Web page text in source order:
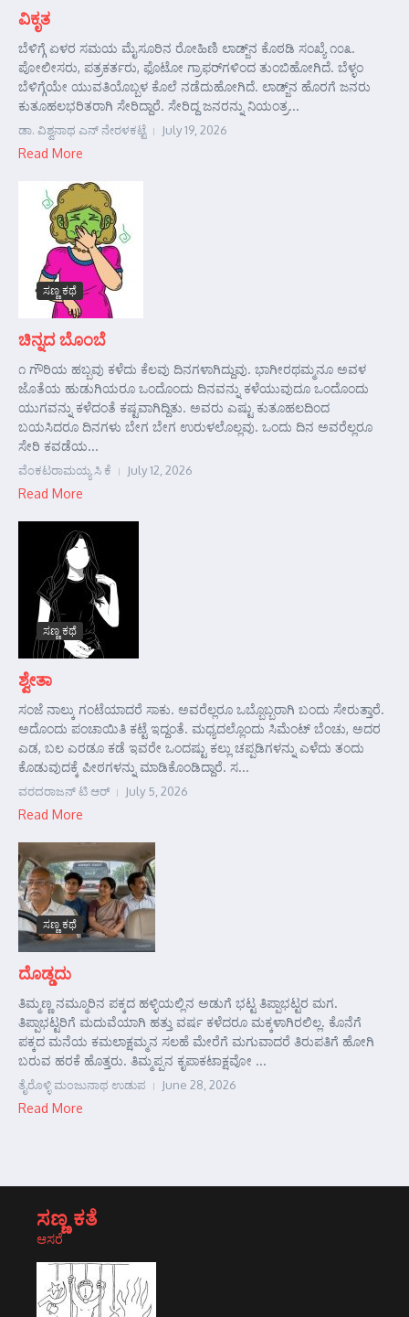
ವಿಕೃತ
ಬೆಳಿಗ್ಗೆ ಏಳರ ಸಮಯ ಮೈಸೂರಿನ ರೋಹಿಣಿ ಲಾಡ್ಜ್‌ನ ಕೊಠಡಿ ಸಂಖ್ಯೆ ೧೦೩.
ಪೋಲೀಸರು, ಪತ್ರಕರ್ತರು, ಫೊಟೋ ಗ್ರಾಫರ್‌ಗಳಿಂದ ತುಂಬಿಹೋಗಿದೆ. ಬೆಳ್ಳಂ
ಬೆಳಿಗ್ಗೆಯೇ ಯುವತಿಯೊಬ್ಬಳ ಕೊಲೆ ನಡೆದುಹೋಗಿದೆ. ಲಾಡ್ಜ್‌ನ ಹೊರಗೆ ಜನರು
ಕುತೂಹಲಭರಿತರಾಗಿ ಸೇರಿದ್ದಾರೆ. ಸೇರಿದ್ದ ಜನರನ್ನು ನಿಯಂತ್ರ...
ಡಾ. ವಿಶ್ವನಾಥ ಎನ್ ನೇರಳಕಟ್ಟೆ July 19, 2026
Read More
ಸಣ್ಣ ಕಥೆ
ಚಿನ್ನದ ಬೊಂಬೆ
೧ ಗೌರಿಯ ಹಬ್ಬವು ಕಳೆದು ಕೆಲವು ದಿನಗಳಾಗಿದ್ದುವು. ಭಾಗೀರಥಮ್ಮನೂ ಅವಳ
ಜೊತೆಯ ಹುಡುಗಿಯರೂ ಒಂದೊಂದು ದಿನವನ್ನು ಕಳೆಯುವುದೂ ಒಂದೊಂದು
ಯುಗವನ್ನು ಕಳೆದಂತೆ ಕಷ್ಟವಾಗಿದ್ದಿತು. ಅವರು ಎಷ್ಟು ಕುತೂಹಲದಿಂದ
ಬಯಸಿದರೂ ದಿನಗಳು ಬೇಗ ಬೇಗ ಉರುಳಲೊಲ್ಲವು. ಒಂದು ದಿನ ಅವರೆಲ್ಲರೂ
ಸೇರಿ ಕವಡೆಯ...
ವೆಂಕಟರಾಮಯ್ಯ ಸಿ ಕೆ July 12, 2026
Read More
ಸಣ್ಣ ಕಥೆ
ಶ್ವೇತಾ
ಸಂಜೆ ನಾಲ್ಕು ಗಂಟೆಯಾದರೆ ಸಾಕು. ಅವರೆಲ್ಲರೂ ಒಬ್ಬೊಬ್ಬರಾಗಿ ಬಂದು ಸೇರುತ್ತಾರೆ.
ಅದೊಂದು ಪಂಚಾಯಿತಿ ಕಟ್ಟೆ ಇದ್ದಂತೆ. ಮಧ್ಯದಲ್ಲೊಂದು ಸಿಮೆಂಟ್ ಬೆಂಚು, ಅದರ
ಎಡ, ಬಲ ಎರಡೂ ಕಡೆ ಇವರೇ ಒಂದಷ್ಟು ಕಲ್ಲು ಚಪ್ಪಡಿಗಳನ್ನು ಎಳೆದು ತಂದು
ಕೊಡುವುದಕ್ಕೆ ಪೀಠಗಳನ್ನು ಮಾಡಿಕೊಂಡಿದ್ದಾರೆ. ಸ...
ವರದರಾಜನ್ ಟಿ ಆರ್ July 5, 2026
Read More
ಸಣ್ಣ ಕಥೆ
ದೊಡ್ಡದು
ತಿಮ್ಮಣ್ಣ ನಮ್ಮೂರಿನ ಪಕ್ಕದ ಹಳ್ಳಿಯಲ್ಲಿನ ಅಡುಗೆ ಭಟ್ಟ ತಿಪ್ಪಾಭಟ್ಟರ ಮಗ.
ತಿಪ್ಪಾಭಟ್ಟರಿಗೆ ಮದುವೆಯಾಗಿ ಹತ್ತು ವರ್ಷ ಕಳೆದರೂ ಮಕ್ಕಳಾಗಿರಲಿಲ್ಲ. ಕೊನೆಗೆ
ಪಕ್ಕದ ಮನೆಯ ಕಮಲಾಕ್ಷಮ್ಮನ ಸಲಹೆ ಮೇರೆಗೆ ಮಗುವಾದರೆ ತಿರುಪತಿಗೆ ಹೋಗಿ
ಬರುವ ಹರಕೆ ಹೊತ್ತರು. ತಿಮ್ಮಪ್ಪನ ಕೃಪಾಕಟಾಕ್ಷವೋ ...
ತೈರೊಳ್ಳಿ ಮಂಜುನಾಥ ಉಡುಪ June 28, 2026
Read More
ಸಣ್ಣ ಕತೆ
ಆಸರೆ